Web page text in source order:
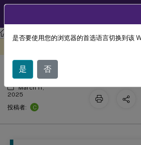
Session Recording Session Recording
查看录制
March 11,
2025
投稿者:
C
是否要使用您的浏览器的首选语言切换到该
是 否